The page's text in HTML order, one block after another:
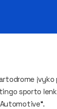
sporto
Automotive“.